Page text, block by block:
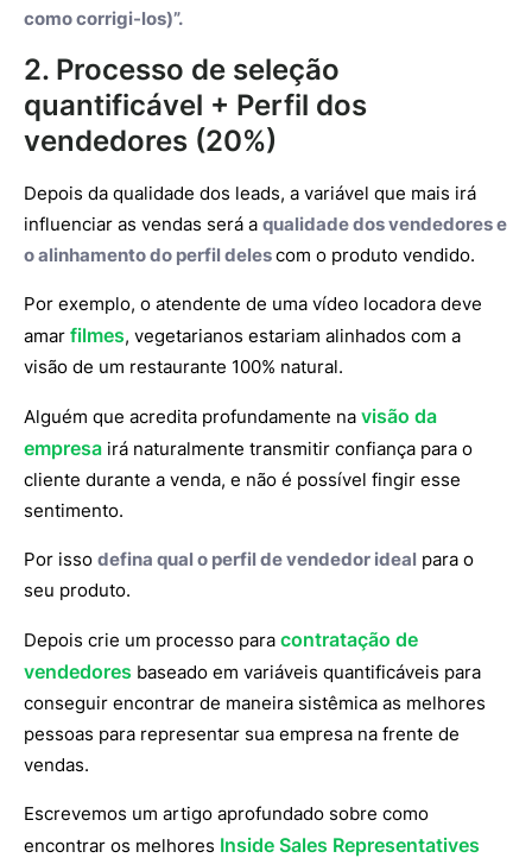
como corrigi-los)”.
2. Processo de seleção
quantificável + Perfil dos
vendedores (20%)
Depois da qualidade dos leads, a variável que mais irá
influenciar as vendas será a qualidade dos vendedores e
o alinhamento do perfil delescom o produto vendido.
Por exemplo, o atendente de uma vídeo locadora deve
amar filmes, vegetarianos estariam alinhados com a
visão de um restaurante 100% natural.
Alguém que acredita profundamente na visão da
empresa irá naturalmente transmitir confiança para o
cliente durante a venda, e não é possível fingir esse
sentimento.
Por isso defina qual o perfil de vendedor ideal para o
seu produto.
Depois crie um processo para contratação de
vendedores baseado em variáveis quantificáveis para
conseguir encontrar de maneira sistêmica as melhores
pessoas para representar sua empresa na frente de
vendas.
Escrevemos um artigo aprofundado sobre como
encontrar os melhores Inside Sales Representatives